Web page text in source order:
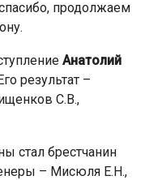
продолжаем
Анатолий
результат –
С.В.,
стал брестчанин
– Мисюля Е.Н.,